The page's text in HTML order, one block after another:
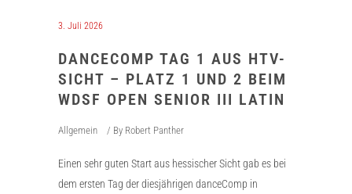
3. Juli 2026
DANCECOMP TAG 1 AUS HTV-
SICHT – PLATZ 1 UND 2 BEIM
WDSF OPEN SENIOR III LATIN
Allgemein By Robert Panther
Einen sehr guten Start aus hessischer Sicht gab es bei
dem ersten Tag der diesjährigen danceComp in